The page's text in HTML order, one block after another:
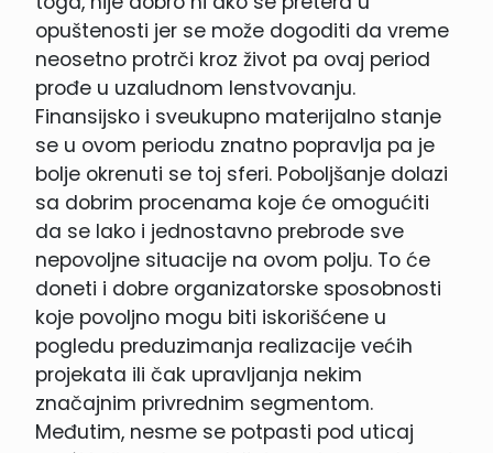
opuštenosti jer se može dogoditi da vreme
neosetno protrči kroz život pa ovaj period
prođe u uzaludnom lenstvovanju.
Finansijsko i sveukupno materijalno stanje
se u ovom periodu znatno popravlja pa je
bolje okrenuti se toj sferi. Poboljšanje dolazi
sa dobrim procenama koje će omogućiti
da se lako i jednostavno prebrode sve
nepovoljne situacije na ovom polju. To će
doneti i dobre organizatorske sposobnosti
koje povoljno mogu biti iskorišćene u
pogledu preduzimanja realizacije većih
projekata ili čak upravljanja nekim
značajnim privrednim segmentom.
Međutim, nesme se potpasti pod uticaj